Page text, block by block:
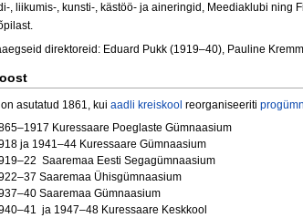
, liikumis-, kunsti-, kästöö- ja aineringid, Meediaklubi ning
direktoreid: Eduard Pukk (1919–40), Pauline
asutatud 1861, kui aadli kreiskool reorganiseeriti
Kuressaare Poeglaste Gümnaasium
ja 1941–44 Kuressaare Gümnaasium
Saaremaa Eesti Segagümnaasium
Saaremaa Ühisgümnaasium
Saaremaa Gümnaasium
ja 1947–48 Kuressaare Keskkool